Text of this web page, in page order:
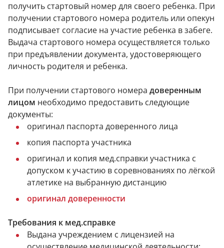
получить стартовый номер для своего ребенка. При
получении стартового номера родитель или опекун
подписывает согласие на участие ребенка в забеге.
Выдача стартового номера осуществляется только
при предъявлении документа, удостоверяющего
личность родителя и ребенка.
При получении стартового номера доверенным
лицом необходимо предоставить следующие
документы:
оригинал паспорта доверенного лица
копия паспорта участника
оригинал и копия мед.справки участника с
допуском к участию в соревнованиях по лёгкой
атлетике на выбранную дистанцию
оригинал доверенности
Требования к мед.справке
Выдана учреждением с лицензией на